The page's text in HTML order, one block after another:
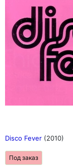
Disco Fever (2010)
Под заказ